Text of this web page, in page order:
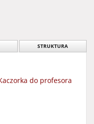
STRUKTURA
do profesora